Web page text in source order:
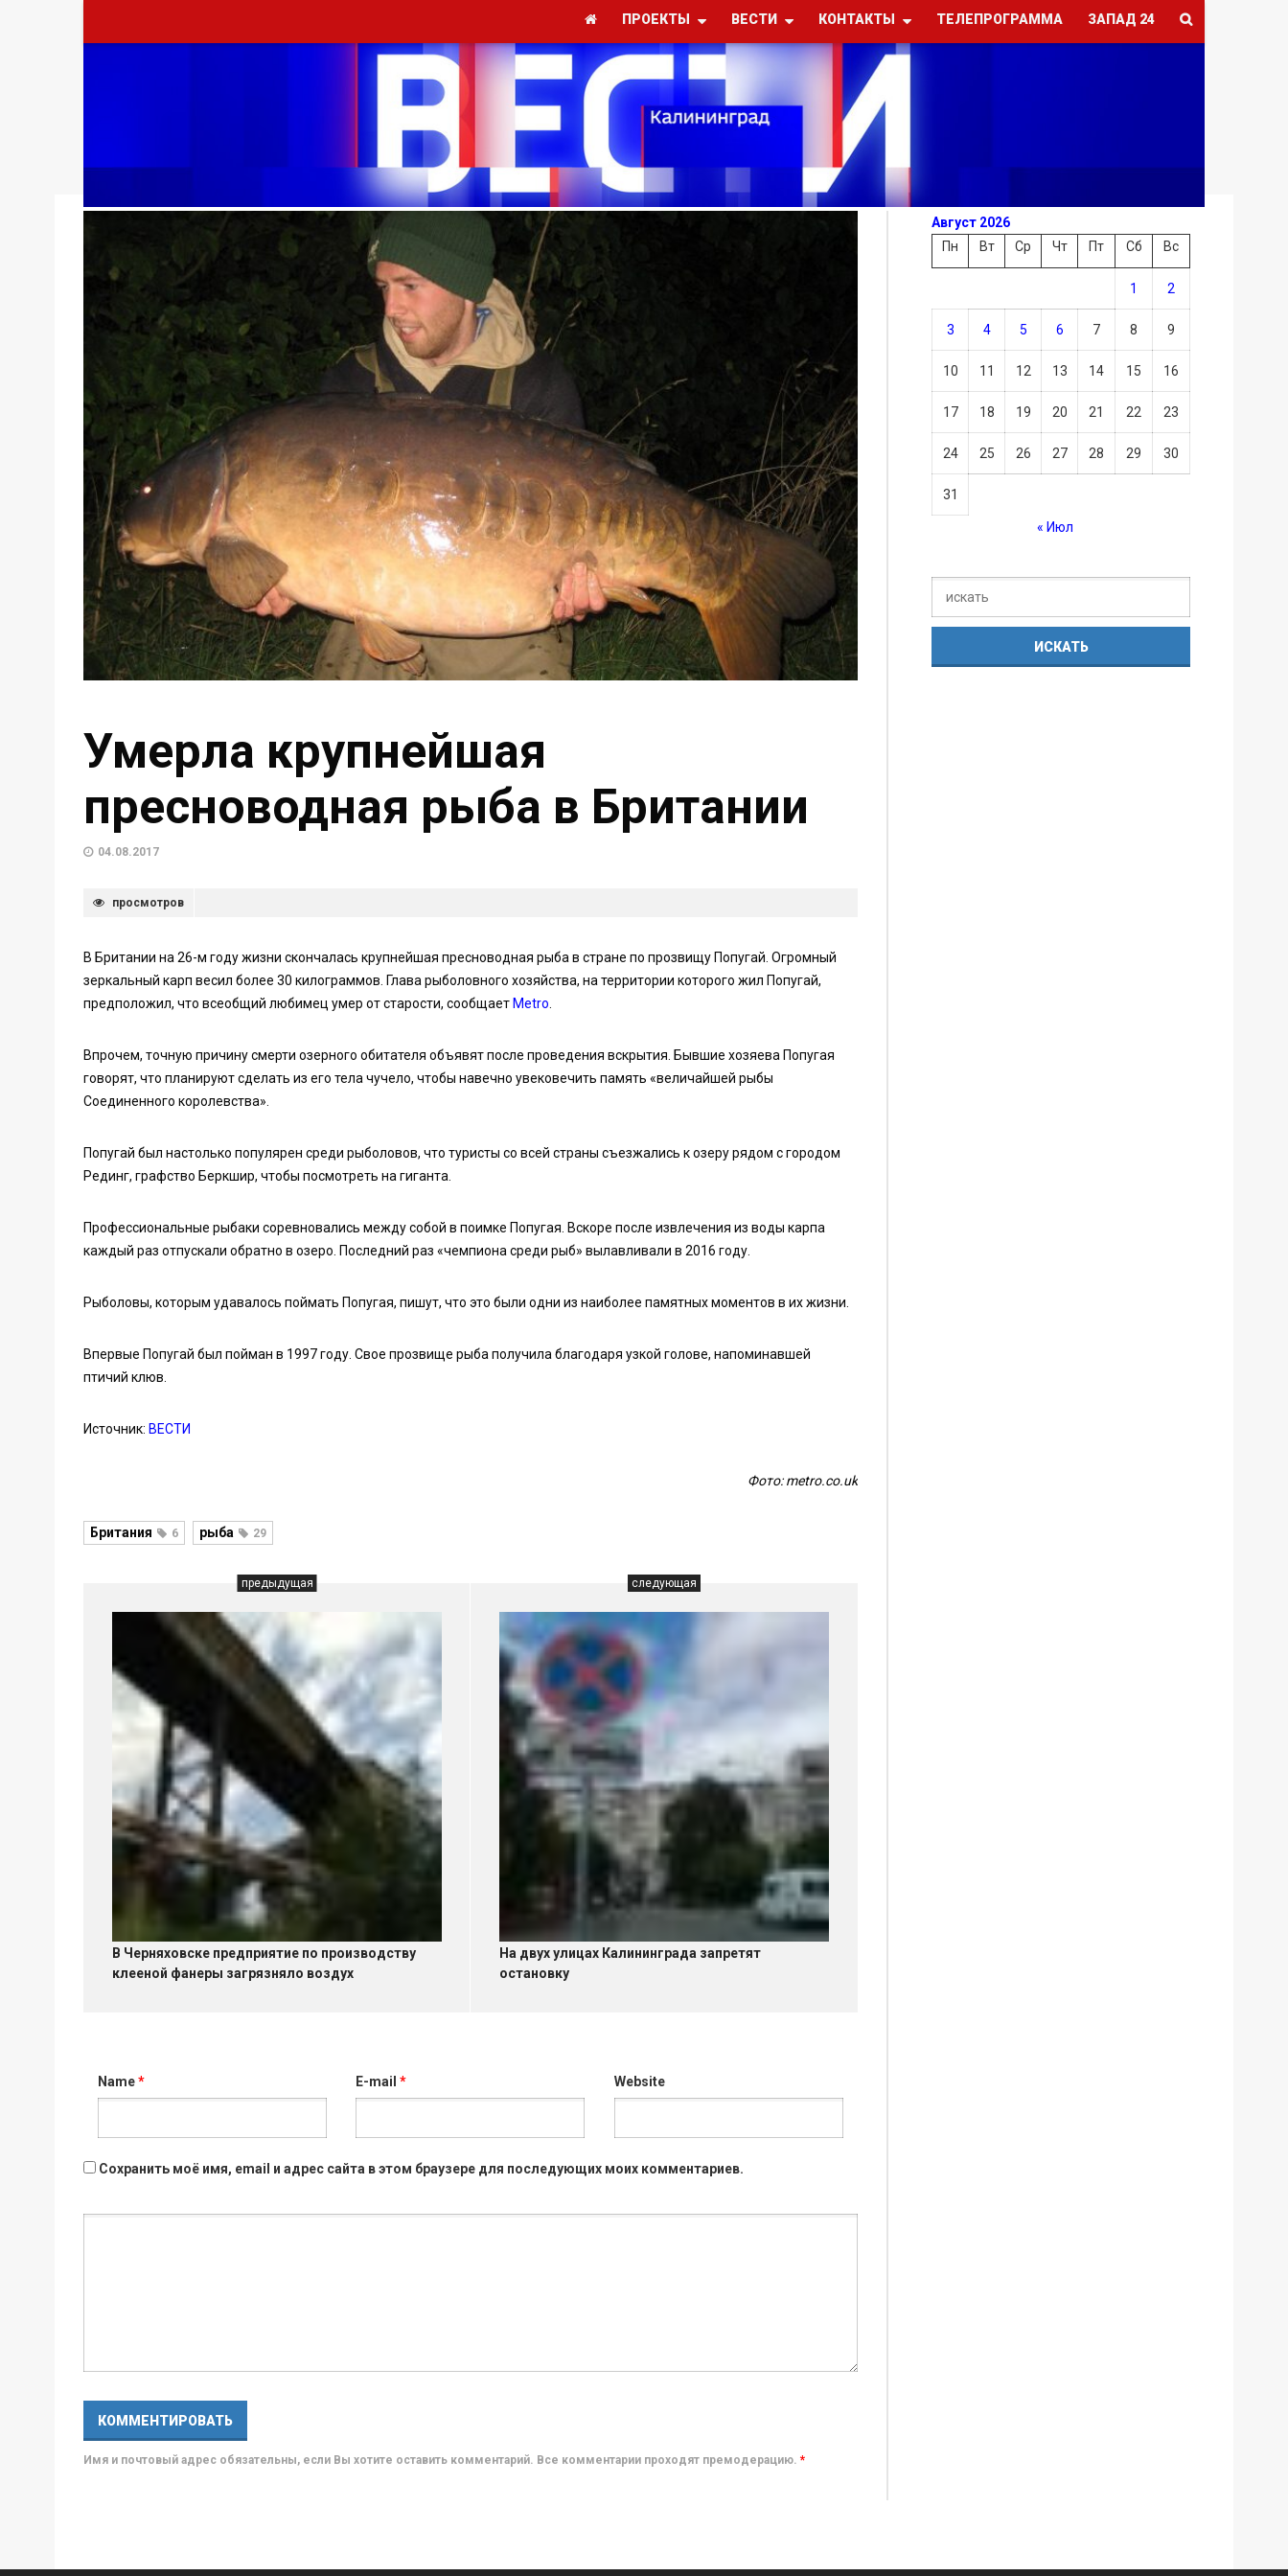
ПРОЕКТЫ ВЕСТИ КОНТАКТЫ ТЕЛЕПРОГРАММА ЗАПАД 24
Умерла крупнейшая
пресноводная рыба в Британии
04.08.2017
просмотров
В Британии на 26-м году жизни скончалась крупнейшая пресноводная рыба в стране по прозвищу Попугай. Огромный
зеркальный карп весил более 30 килограммов. Глава рыболовного хозяйства, на территории которого жил Попугай,
предположил, что всеобщий любимец умер от старости, сообщает Metro.
Впрочем, точную причину смерти озерного обитателя объявят после проведения вскрытия. Бывшие хозяева Попугая
говорят, что планируют сделать из его тела чучело, чтобы навечно увековечить память «величайшей рыбы
Соединенного королевства».
Попугай был настолько популярен среди рыболовов, что туристы со всей страны съезжались к озеру рядом с городом
Рединг, графство Беркшир, чтобы посмотреть на гиганта.
Профессиональные рыбаки соревновались между собой в поимке Попугая. Вскоре после извлечения из воды карпа
каждый раз отпускали обратно в озеро. Последний раз «чемпиона среди рыб» вылавливали в 2016 году.
Рыболовы, которым удавалось поймать Попугая, пишут, что это были одни из наиболее памятных моментов в их жизни.
Впервые Попугай был пойман в 1997 году. Свое прозвище рыба получила благодаря узкой голове, напоминавшей
птичий клюв.
Источник: ВЕСТИ
Фото: metro.co.uk
Британия 6 рыба 29
предыдущая
В Черняховске предприятие по производству
клееной фанеры загрязняло воздух
следующая
На двух улицах Калининграда запретят
остановку
Name* E-mail* Website
Сохранить моё имя, email и адрес сайта в этом браузере для последующих моих комментариев.
Имя и почтовый адрес обязательны, если Вы хотите оставить комментарий. Все комментарии проходят премодерацию. *
Август 2026
Пн
Вт Ср Чт Пт Сб Вс
1 2
3 4 5 6 7 8 9
10 11 12 13 14 15 16
17 18 19 20 21 22 23
24 25 26 27 28 29 30
31
« Июл